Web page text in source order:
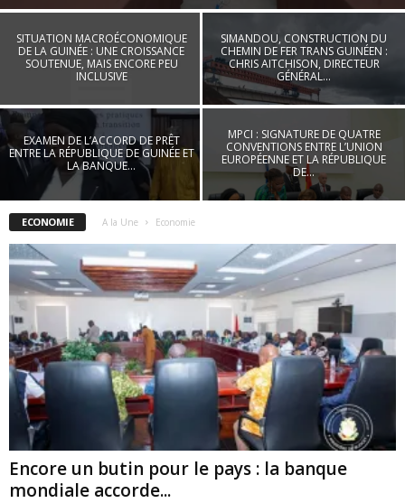
SITUATION MACROÉCONOMIQUE
DE LA GUINÉE : UNE CROISSANCE
SOUTENUE, MAIS ENCORE PEU
INCLUSIVE
SIMANDOU, CONSTRUCTION DU
CHEMIN DE FER TRANS GUINÉEN :
CHRIS AITCHISON, DIRECTEUR
GÉNÉRAL...
EXAMEN DE L’ACCORD DE PRÊT
ENTRE LA RÉPUBLIQUE DE GUINÉE ET
LA BANQUE...
MPCI : SIGNATURE DE QUATRE
CONVENTIONS ENTRE L’UNION
EUROPÉENNE ET LA RÉPUBLIQUE
DE...
ECONOMIE A la Une Economie
Encore un butin pour le pays : la banque
mondiale accorde...